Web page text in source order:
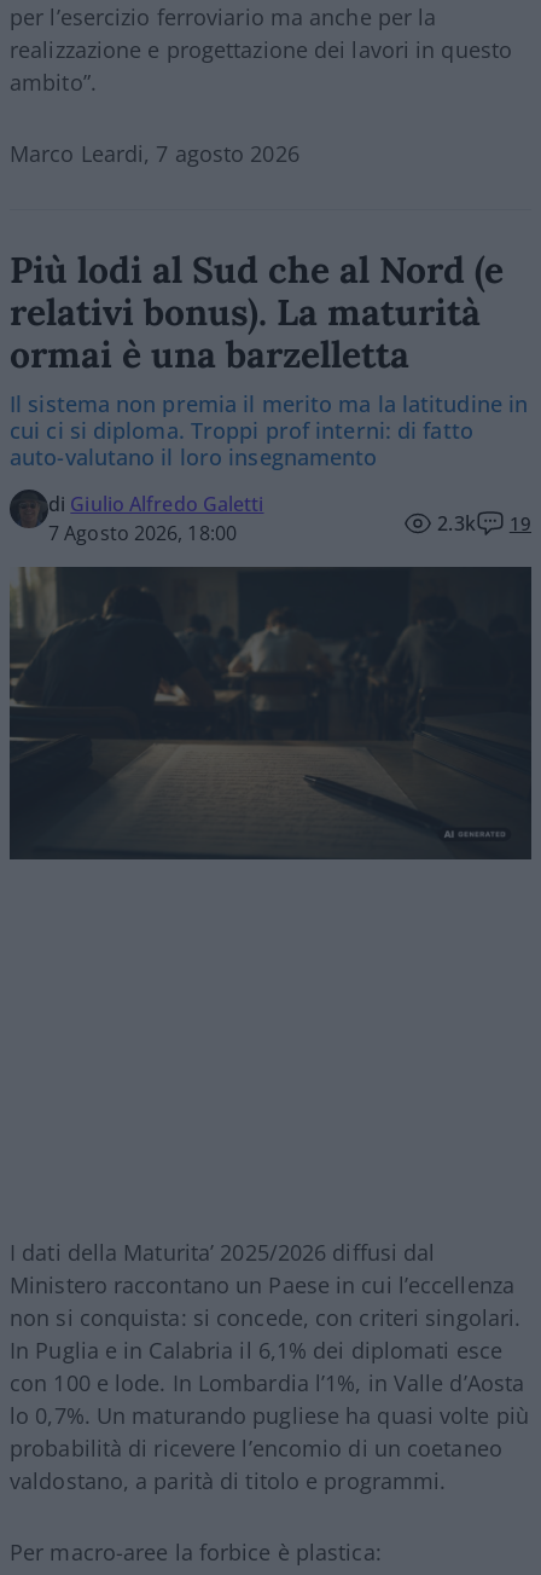
per l’esercizio ferroviario ma anche per la
realizzazione e progettazione dei lavori in questo
ambito”.
Marco Leardi, 7 agosto 2026
Più lodi al Sud che al Nord (e
relativi bonus). La maturità
ormai è una barzelletta
Il sistema non premia il merito ma la latitudine in
cui ci si diploma. Troppi prof interni: di fatto
auto-valutano il loro insegnamento
di Giulio Alfredo Galetti
7 Agosto 2026, 18:00
2.3k 19
I dati della Maturita’ 2025/2026 diffusi dal
Ministero raccontano un Paese in cui l’eccellenza
non si conquista: si concede, con criteri singolari.
In Puglia e in Calabria il 6,1% dei diplomati esce
con 100 e lode. In Lombardia l’1%, in Valle d’Aosta
lo 0,7%. Un maturando pugliese ha quasi volte più
probabilità di ricevere l’encomio di un coetaneo
valdostano, a parità di titolo e programmi.
Per macro-aree la forbice è plastica: